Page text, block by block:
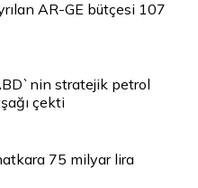
AR-GE bütçesi 107
stratejik petrol
çekti
75 milyar lira